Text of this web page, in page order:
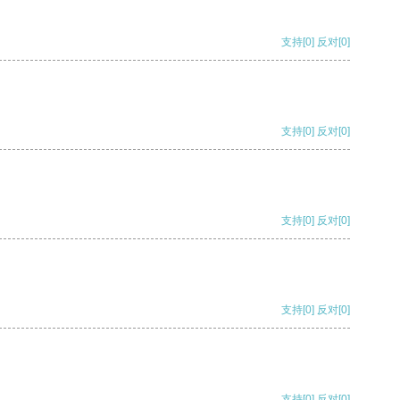
支持[0] 反对[0]
支持[0] 反对[0]
支持[0] 反对[0]
支持[0] 反对[0]